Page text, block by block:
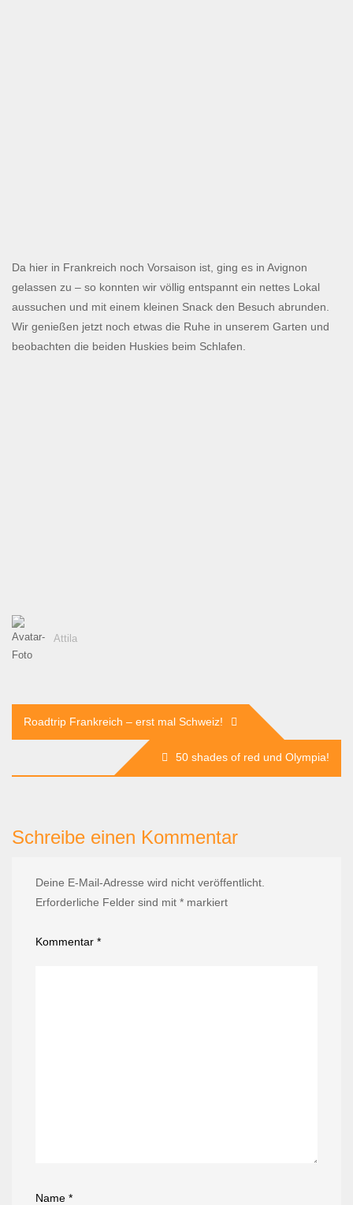
Da hier in Frankreich noch Vorsaison ist, ging es in Avignon
gelassen zu – so konnten wir völlig entspannt ein nettes Lokal
aussuchen und mit einem kleinen Snack den Besuch abrunden.
Wir genießen jetzt noch etwas die Ruhe in unserem Garten und
beobachten die beiden Huskies beim Schlafen.
Attila
Beitragsnavigation
Roadtrip Frankreich – erst mal Schweiz!
50 shades of red und Olympia!
Schreibe einen Kommentar
Deine E-Mail-Adresse wird nicht veröffentlicht.
Erforderliche Felder sind mit * markiert
Kommentar *
Name *